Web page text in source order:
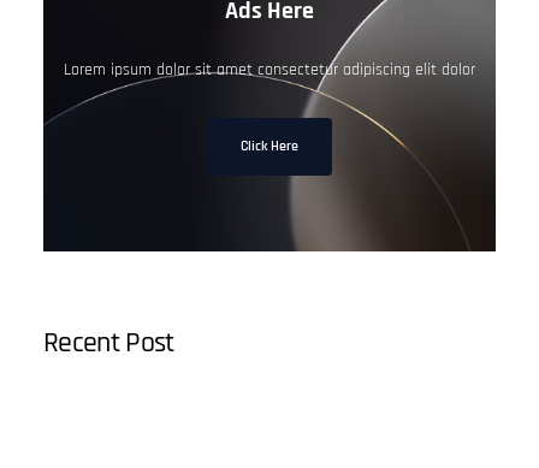
Ads Here
Lorem ipsum dolor sit amet consectetur adipiscing elit dolor
Click Here
Recent Post